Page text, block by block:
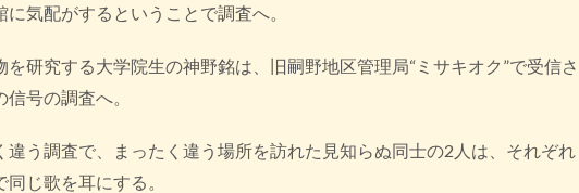
に気配がするということで調査へ。
を研究する大学院生の神野銘は、旧嗣野地区管理局“ミサキオク”で受信さ
信号の調査へ。
違う調査で、まったく違う場所を訪れた見知らぬ同士の2人は、それぞれ
同じ歌を耳にする。